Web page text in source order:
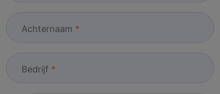
Achternaam
Bedrijf